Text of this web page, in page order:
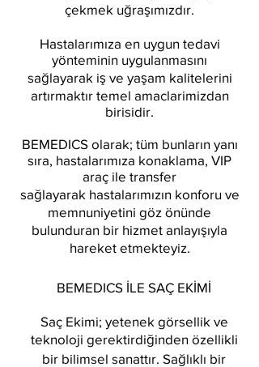
çekmek uğraşımızdır.
Hastalarımıza en uygun tedavi
yönteminin uygulanmasını
sağlayarak iş ve yaşam kalitelerini
artırmaktır temel amaclarimizdan
birisidir.
BEMEDICS olarak; tüm bunların yanı
sıra, hastalarımıza konaklama, VIP
araç ile transfer
sağlayarak hastalarımızın konforu ve
memnuniyetini göz önünde
bulunduran bir hizmet anlayışıyla
hareket etmekteyiz.
BEMEDICS İLE SAÇ EKİMİ
Saç Ekimi; yetenek görsellik ve
teknoloji gerektirdiğinden özellikli
bir bilimsel sanattır. Sağlıklı bir